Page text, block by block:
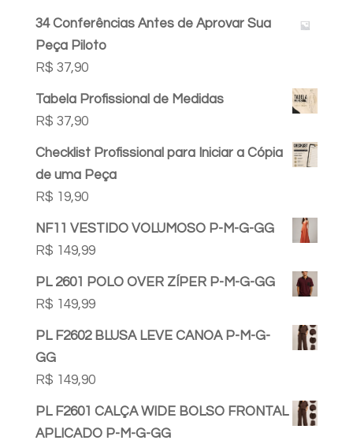
34 Conferências Antes de Aprovar Sua
Peça Piloto
R$ 37,90
Tabela Profissional de Medidas
R$ 37,90
Checklist Profissional para Iniciar a Cópia
de uma Peça
R$ 19,90
NF11 VESTIDO VOLUMOSO P-M-G-GG
R$ 149,99
PL 2601 POLO OVER ZÍPER P-M-G-GG
R$ 149,99
PL F2602 BLUSA LEVE CANOA P-M-G-
GG
R$ 149,90
PL F2601 CALÇA WIDE BOLSO FRONTAL
APLICADO P-M-G-GG